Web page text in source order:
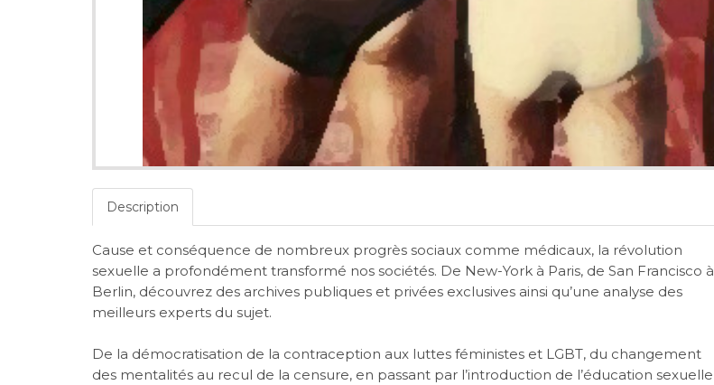
Description
Cause et conséquence de nombreux progrès sociaux comme médicaux, la révolution
sexuelle a profondément transformé nos sociétés. De New-York à Paris, de San Francisco à
Berlin, découvrez des archives publiques et privées exclusives ainsi qu’une analyse des
meilleurs experts du sujet.
De la démocratisation de la contraception aux luttes féministes et LGBT, du changement
des mentalités au recul de la censure, en passant par l’introduction de l’éducation sexuelle